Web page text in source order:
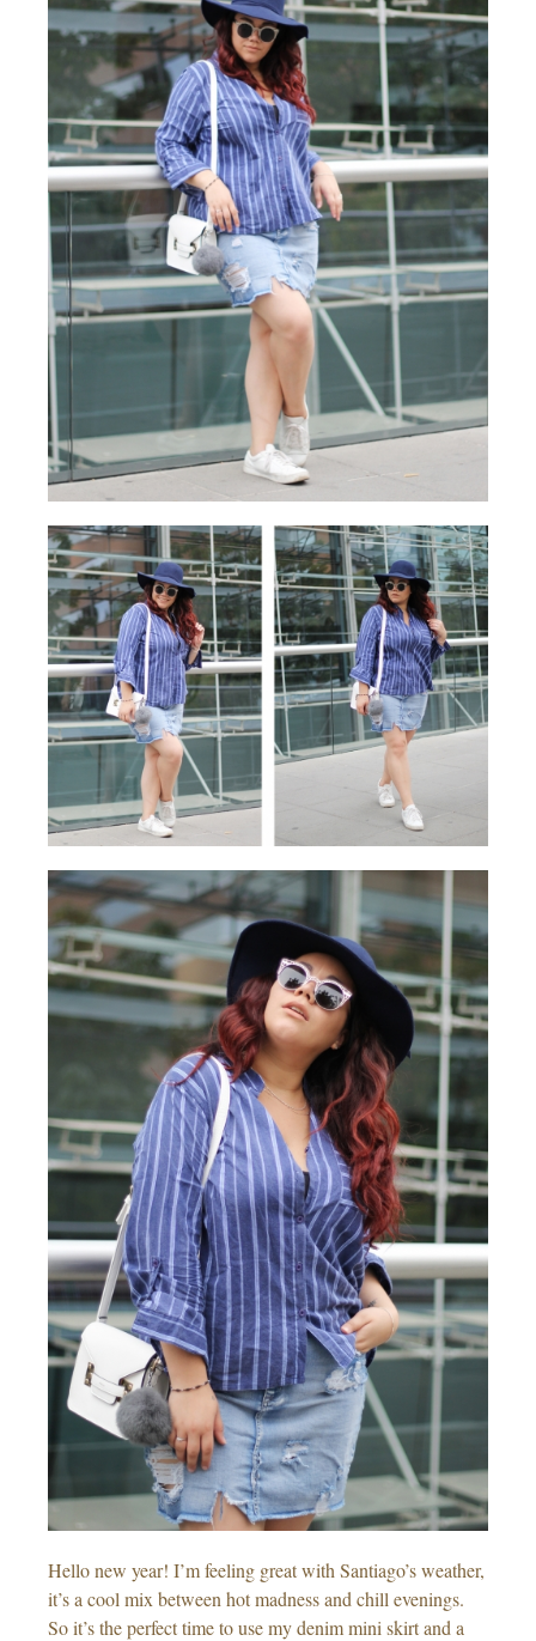
Hello new year! I’m feeling great with Santiago’s weather,
it’s a cool mix between hot madness and chill evenings.
So it’s the perfect time to use my denim mini skirt and a